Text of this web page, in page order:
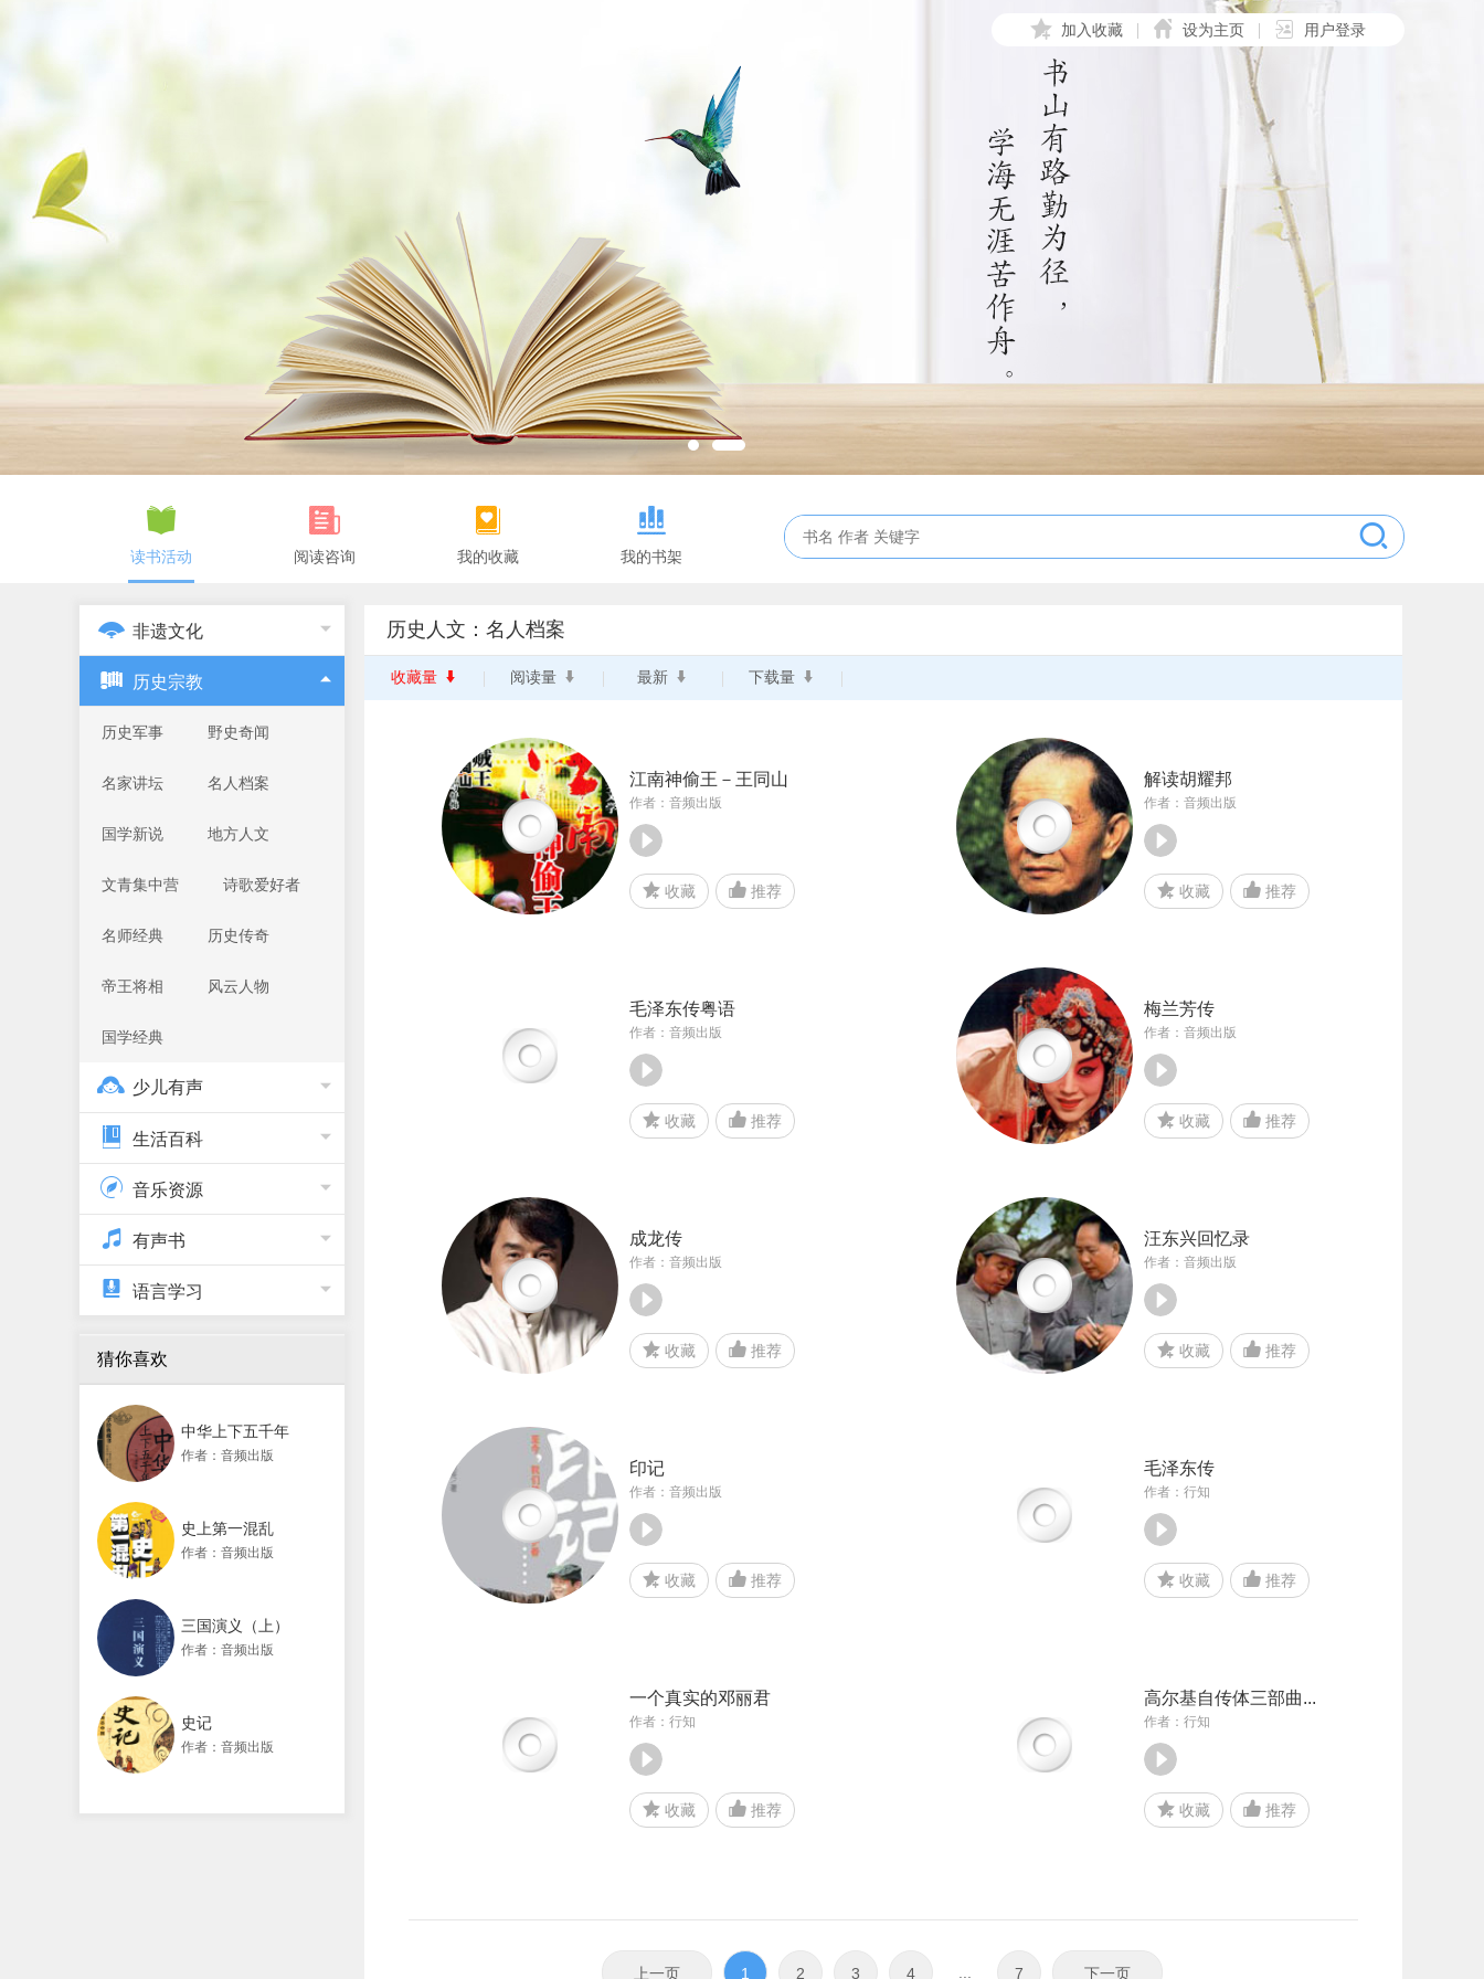
加入收藏 设为主页 用户登录
读书活动 阅读咨询 我的收藏 我的书架
非遗文化
历史宗教
历史军事 野史奇闻
名家讲坛 名人档案
国学新说 地方人文
文青集中营 诗歌爱好者
名师经典 历史传奇
帝王将相 风云人物
国学经典
少儿有声
生活百科
音乐资源
有声书
语言学习
猜你喜欢
中华上下五千年
作者：音频出版
史上第一混乱
作者：音频出版
三国演义（上）
作者：音频出版
史记
作者：音频出版
历史人文：名人档案
收藏量 阅读量 最新 下载量
江南神偷王－王同山
作者：音频出版
收藏 推荐
解读胡耀邦
作者：音频出版
收藏 推荐
毛泽东传粤语
作者：音频出版
收藏 推荐
梅兰芳传
作者：音频出版
收藏 推荐
成龙传
作者：音频出版
收藏 推荐
汪东兴回忆录
作者：音频出版
收藏 推荐
印记
作者：音频出版
收藏 推荐
毛泽东传
作者：行知
收藏 推荐
一个真实的邓丽君
作者：行知
收藏 推荐
高尔基自传体三部曲...
作者：行知
收藏 推荐
上一页 1 2 3 4 7 下一页